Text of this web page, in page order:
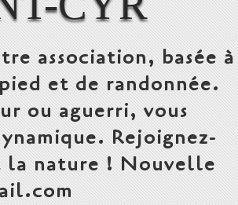
association, basée à
et de randonnée.
ou aguerri, vous
Rejoignez-
la nature ! Nouvelle